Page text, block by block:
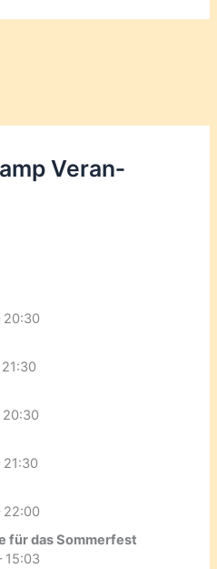
Veran­
20:30
20:30
21:30
22:00
für das Sommerfest
15:03